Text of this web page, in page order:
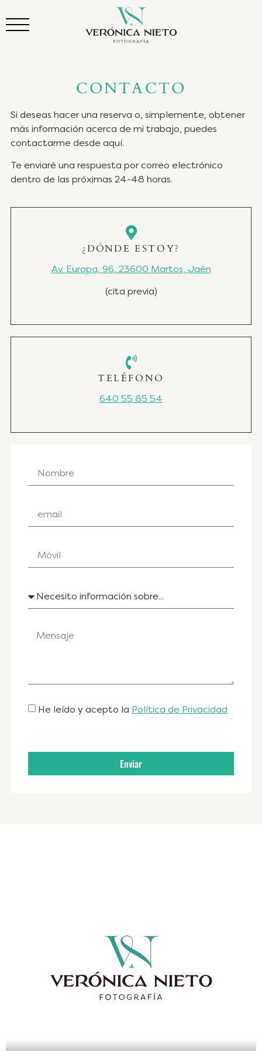
CONTACTO
Si deseas hacer una reserva o, simplemente, obtener
más información acerca de mi trabajo, puedes
contactarme desde aquí.
Te enviaré una respuesta por correo electrónico
dentro de las próximas 24-48 horas.
¿DÓNDE ESTOY?
Av. Europa, 96, 23600 Martos, Jaén
(cita previa)
TELÉFONO
640 55 85 54
He leído y acepto la Política de Privacidad
Enviar